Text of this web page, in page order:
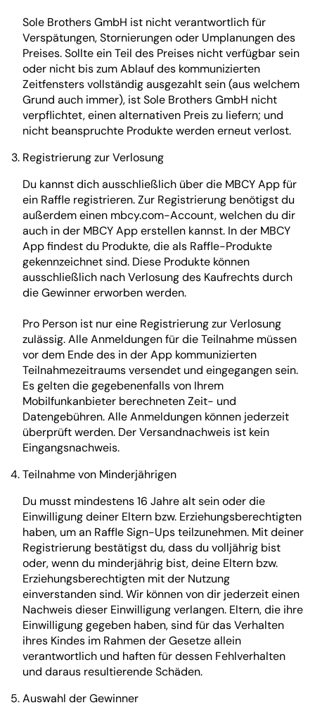
Sole Brothers GmbH ist nicht verantwortlich für
Verspätungen, Stornierungen oder Umplanungen des
Preises. Sollte ein Teil des Preises nicht verfügbar sein
oder nicht bis zum Ablauf des kommunizierten
Zeitfensters vollständig ausgezahlt sein (aus welchem
Grund auch immer), ist Sole Brothers GmbH nicht
verpflichtet, einen alternativen Preis zu liefern; und
nicht beanspruchte Produkte werden erneut verlost.
Registrierung zur Verlosung
Du kannst dich ausschließlich über die MBCY App für
ein Raffle registrieren. Zur Registrierung benötigst du
außerdem einen mbcy.com-Account, welchen du dir
auch in der MBCY App erstellen kannst. In der MBCY
App findest du Produkte, die als Raffle-Produkte
gekennzeichnet sind. Diese Produkte können
ausschließlich nach Verlosung des Kaufrechts durch
die Gewinner erworben werden.
Pro Person ist nur eine Registrierung zur Verlosung
zulässig. Alle Anmeldungen für die Teilnahme müssen
vor dem Ende des in der App kommunizierten
Teilnahmezeitraums versendet und eingegangen sein.
Es gelten die gegebenenfalls von Ihrem
Mobilfunkanbieter berechneten Zeit- und
Datengebühren. Alle Anmeldungen können jederzeit
überprüft werden. Der Versandnachweis ist kein
Eingangsnachweis.
Teilnahme von Minderjährigen
Du musst mindestens 16 Jahre alt sein oder die
Einwilligung deiner Eltern bzw. Erziehungsberechtigten
haben, um an Raffle Sign-Ups teilzunehmen. Mit deiner
Registrierung bestätigst du, dass du volljährig bist
oder, wenn du minderjährig bist, deine Eltern bzw.
Erziehungsberechtigten mit der Nutzung
einverstanden sind. Wir können von dir jederzeit einen
Nachweis dieser Einwilligung verlangen. Eltern, die ihre
Einwilligung gegeben haben, sind für das Verhalten
ihres Kindes im Rahmen der Gesetze allein
verantwortlich und haften für dessen Fehlverhalten
und daraus resultierende Schäden.
Auswahl der Gewinner